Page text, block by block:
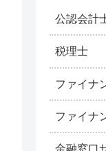
公認会計
税理士
ファイナ
ファイナ
金融窓口